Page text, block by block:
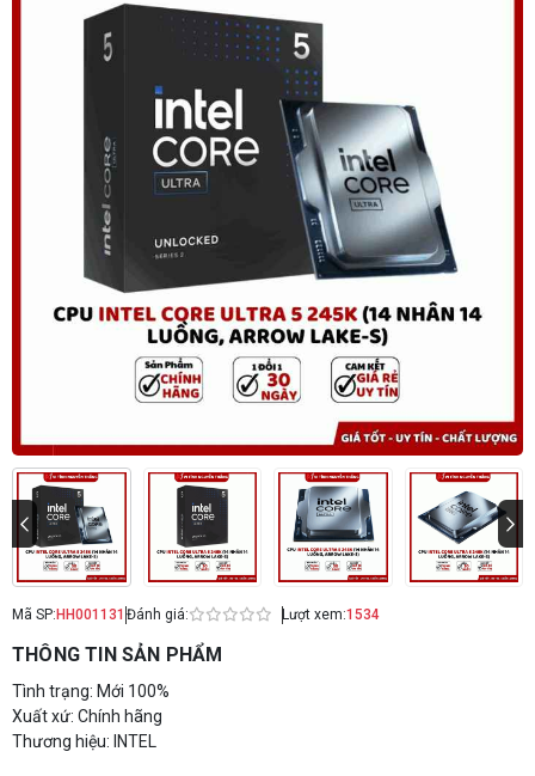
Mã SP: HH001131 Đánh giá: Lượt xem:1534
THÔNG TIN SẢN PHẨM
Tình trạng: Mới 100%
Xuất xứ: Chính hãng
Thương hiệu: INTEL